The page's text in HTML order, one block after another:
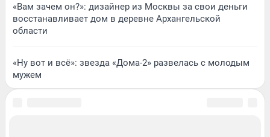
«Вам зачем он?»: дизайнер из Москвы за свои деньги
восстанавливает дом в деревне Архангельской
области
«Ну вот и всё»: звезда «Дома-2» развелась с молодым
мужем